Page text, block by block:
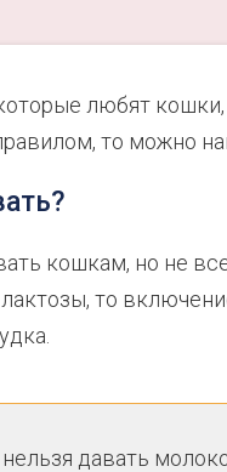
любят
то можно
кошкам, но не
то
давать